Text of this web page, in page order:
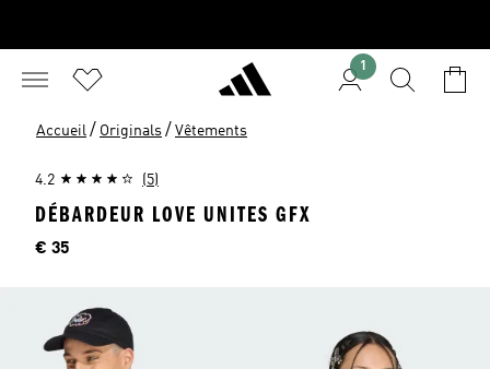
1
Accueil / Originals / Vêtements
4.2 (5)
DÉBARDEUR LOVE UNITES GFX
Price
€ 35